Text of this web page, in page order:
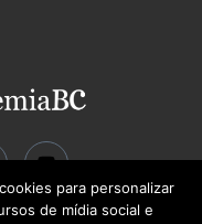
LTDA | CNPJ:
para personalizar
de mídia social e